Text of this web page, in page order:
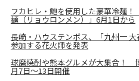
フカヒレ・鮑を使用した豪華冷麺
麺（リョウロンメン）」6月1日から
長崎・ハウステンボス、「九州一
参加する花火師を発表
球磨焼酎や熊本グルメが大集合！
月7日～13日開催